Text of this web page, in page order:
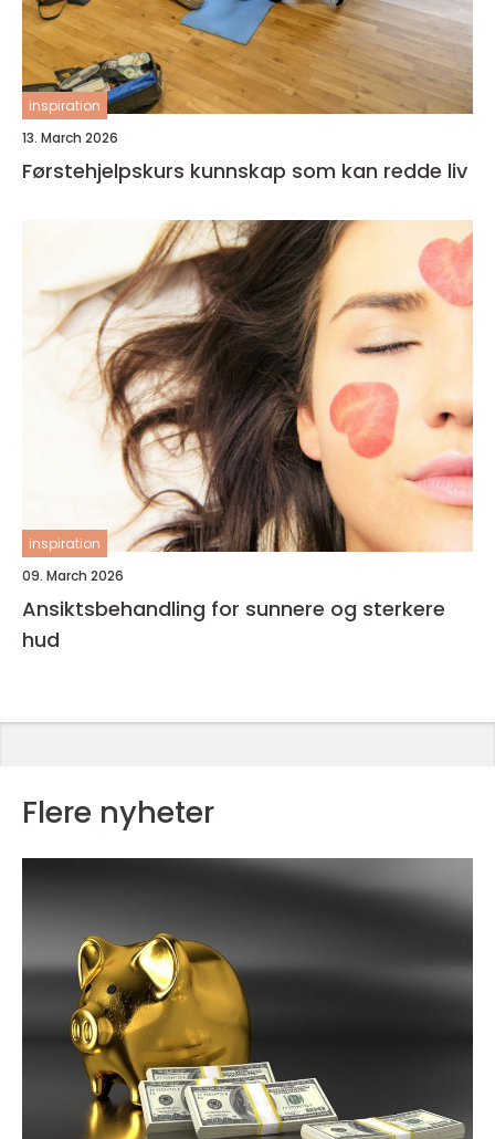
inspiration
13. March 2026
Førstehjelpskurs kunnskap som kan redde liv
inspiration
09. March 2026
Ansiktsbehandling for sunnere og sterkere
hud
Flere nyheter